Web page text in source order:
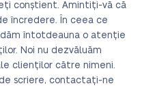
conștient. Amintiți-vă că
încredere. În ceea ce
întotdeauna o atenție
Noi nu dezvăluăm
clienților către nimeni.
scriere, contactați-ne